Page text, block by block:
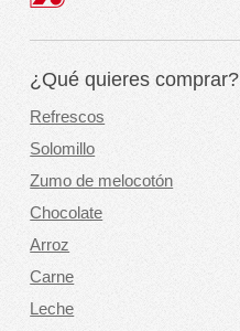
¿Qué quieres comprar?
Refrescos
Solomillo
Zumo de melocotón
Chocolate
Arroz
Carne
Leche